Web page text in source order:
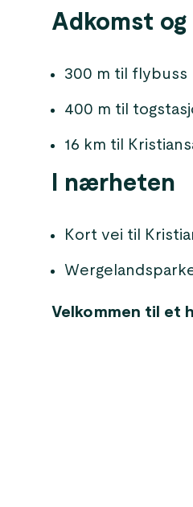
Adkomst
300 m til flybuss
400 m til
16 km til
I nærheten
Kort vei til
Velkommen til et